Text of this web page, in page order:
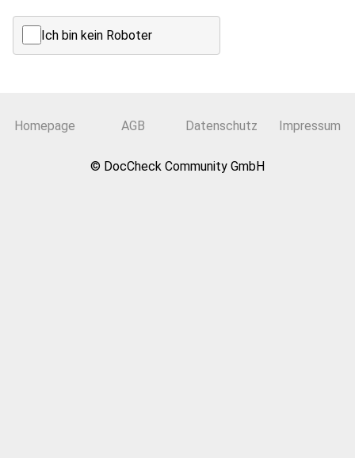
Ich bin kein Roboter
Homepage AGB Datenschutz Impressum
© DocCheck Community GmbH